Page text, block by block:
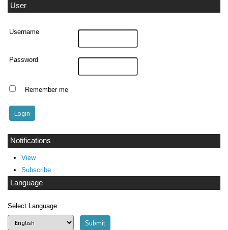
User
Username
Password
Remember me
Notifications
View
Subscribe
Language
Select Language